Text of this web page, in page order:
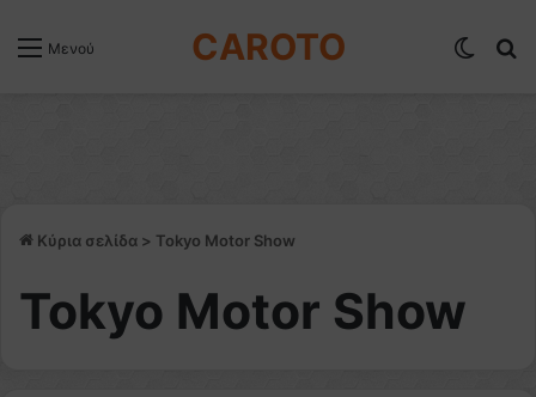
Μενού CAROTO
Κύρια σελίδα > Tokyo Motor Show
Tokyo Motor Show